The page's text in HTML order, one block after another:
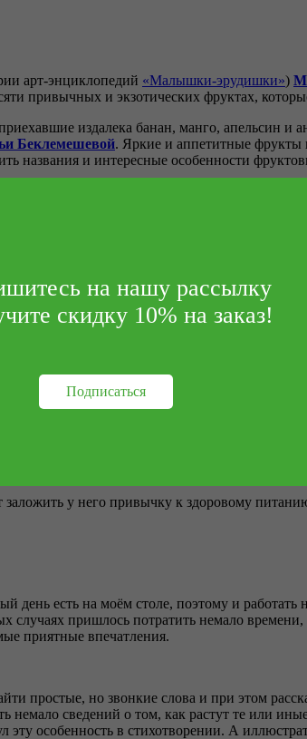
арт-энциклопедий «Малышки-эрудишки»)
привычных и экзотических фруктах,
издалека банан, манго, апельсин и
Беклемешевой. Яркие и аппетитные фрукты
названия и интересные особенности
усвоят полезную информацию благодаря
кто, ещё не умея читать, с удовольствием
для заучивания стихи.
фруктов.
изобразила на страницах этой книги
но и безопасной.
заложить у него привычку к здоровому
день есть на моём столе, поэтому и
случаях пришлось потратить немало
приятные впечатления.
простые, но звонкие слова и при этом
немало сведений о том, как растут те или
особенность в стихотворении. А
на нашу рассылку
скидку 10% на заказ!
Подписаться